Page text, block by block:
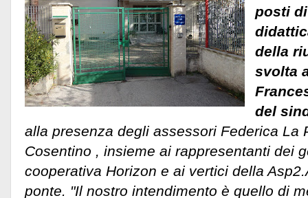
posti
della
svolta
del
alla presenza degli assessori Federica La
Cosentino , insieme ai rappresentanti dei
cooperativa Horizon e ai vertici della Asp2.
ponte. "Il nostro intendimento è quello di